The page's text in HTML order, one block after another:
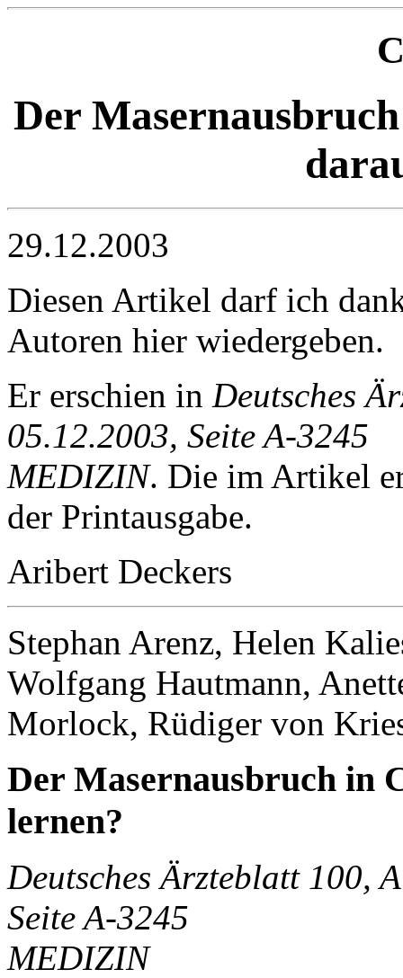
Der
29.12.2003
Diesen Artikel darf ich
Autoren hier wiedergeben.
Er erschien in Deutsches
05.12.2003, Seite A-3245
MEDIZIN. Die im Artikel
der Printausgabe.
Aribert Deckers
Stephan Arenz, Helen
Wolfgang Hautmann,
Morlock, Rüdiger von
Der Masernausbruch in
lernen?
Deutsches Ärzteblatt 100,
Seite A-3245
MEDIZIN